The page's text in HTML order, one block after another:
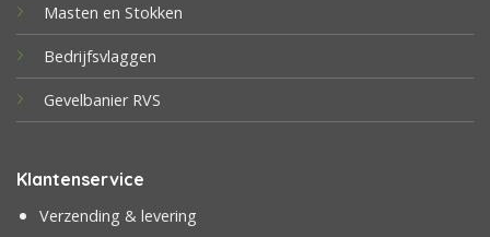
Masten en Stokken
Bedrijfsvlaggen
Gevelbanier RVS
Klantenservice
Verzending & levering